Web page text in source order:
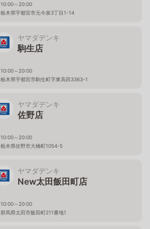
10:00～20:00
栃木県宇都宮市元今泉3丁目1-14
ヤマダデンキ
駒生店
10:00～20:00
栃木県宇都宮市駒生町字東高田3363-1
ヤマダデンキ
佐野店
10:00～20:00
栃木県佐野市大橋町1054-5
ヤマダデンキ
New太田飯田町店
10:00～20:00
群馬県太田市飯田町211番地1